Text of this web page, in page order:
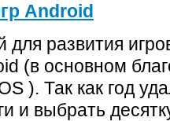
Android
развития
(в основном
). Так как год
и выбрать